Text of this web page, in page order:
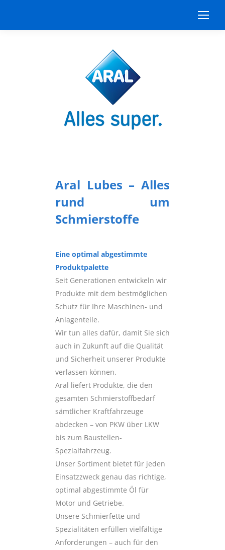
Aral Lubes – Alles
rund um
Schmierstoffe
Eine optimal abgestimmte
Produktpalette
Seit Generationen entwickeln wir
Produkte mit dem bestmöglichen
Schutz für Ihre Maschinen- und
Anlagenteile.
Wir tun alles dafür, damit Sie sich
auch in Zukunft auf die Qualität
und Sicherheit unserer Produkte
verlassen können.
Aral liefert Produkte, die den
gesamten Schmierstoffbedarf
sämtlicher Kraftfahrzeuge
abdecken – von PKW über LKW
bis zum Baustellen-
Spezialfahrzeug.
Unser Sortiment bietet für jeden
Einsatzzweck genau das richtige,
optimal abgestimmte Öl für
Motor und Getriebe.
Unsere Schmierfette und
Spezialitäten erfüllen vielfältige
Anforderungen – auch für den